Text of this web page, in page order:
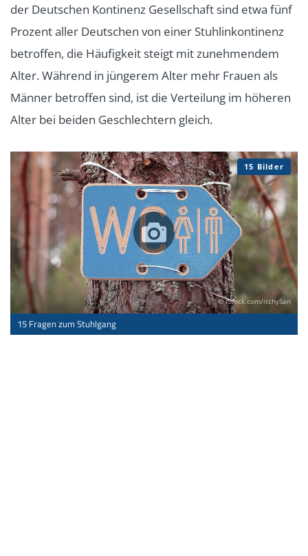
der Deutschen Kontinenz Gesellschaft sind etwa fünf
Prozent aller Deutschen von einer Stuhlinkontinenz
betroffen, die Häufigkeit steigt mit zunehmendem
Alter. Während in jüngerem Alter mehr Frauen als
Männer betroffen sind, ist die Verteilung im höheren
Alter bei beiden Geschlechtern gleich.
© iStock.com/itchySan
15 Fragen zum Stuhlgang
15 Bilder